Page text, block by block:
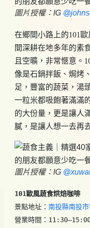
圖片授權：IG
在鄉間小路上的101
間深耕在地多年的素
且空曠，非常愜意。
像是石鍋拌飯、焗烤
足，豐富的蔬菜，湯
一粒米都吸飽著滿滿
的大份量，更是讓人
膩，是讓人想一去再
圖片授權：IG
101歐風蔬食烘焙咖啡
景點地址： 南投縣南投
營業時間：